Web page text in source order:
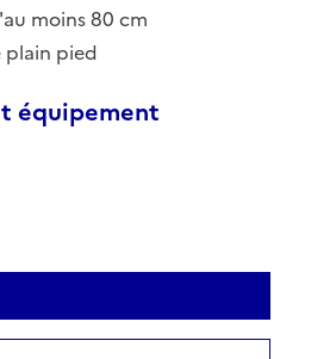
moins 80 cm
plain pied
équipement